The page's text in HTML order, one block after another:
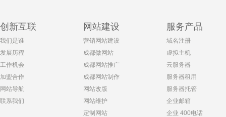
创新互联
我们是谁
发展历程
工作机会
加盟合作
网站导航
联系我们
网站建设
营销网站建设
成都做网站
成都网站推广
成都网站制作
网站改版
网站维护
定制网站
服务产品
域名注册
虚拟主机
云服务器
服务器租用
服务器托管
企业邮箱
企业 400电话